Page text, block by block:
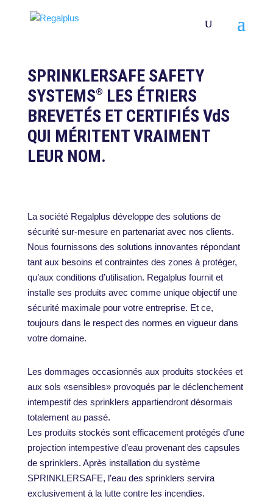
SPRINKLERSAFE SAFETY
SYSTEMS® LES ÉTRIERS
BREVETÉS ET CERTIFIÉS VdS
QUI MÉRITENT VRAIMENT
LEUR NOM.
La société Regalplus développe des solutions de
sécurité sur-mesure en partenariat avec nos clients.
Nous fournissons des solutions innovantes répondant
tant aux besoins et contraintes des zones à protéger,
qu’aux conditions d’utilisation. Regalplus fournit et
installe ses produits avec comme unique objectif une
sécurité maximale pour votre entreprise. Et ce,
toujours dans le respect des normes en vigueur dans
votre domaine.
Les dommages occasionnés aux produits stockées et
aux sols «sensibles» provoqués par le déclenchement
intempestif des sprinklers appartiendront désormais
totalement au passé.
Les produits stockés sont efficacement protégés d’une
projection intempestive d’eau provenant des capsules
de sprinklers. Après installation du système
SPRINKLERSAFE, l’eau des sprinklers servira
exclusivement à la lutte contre les incendies.